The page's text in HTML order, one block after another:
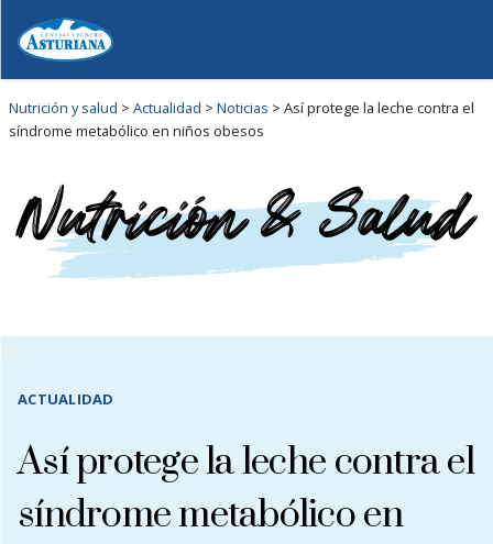
Nutrición y salud > Actualidad > Noticias > Así protege la leche contra el
síndrome metabólico en niños obesos
ACTUALIDAD
Así protege la leche contra el
síndrome metabólico en